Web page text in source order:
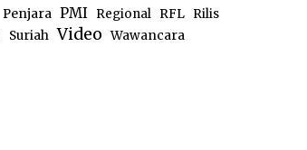
Penjara PMI Regional RFL
Rilis
Suriah Video Wawancara